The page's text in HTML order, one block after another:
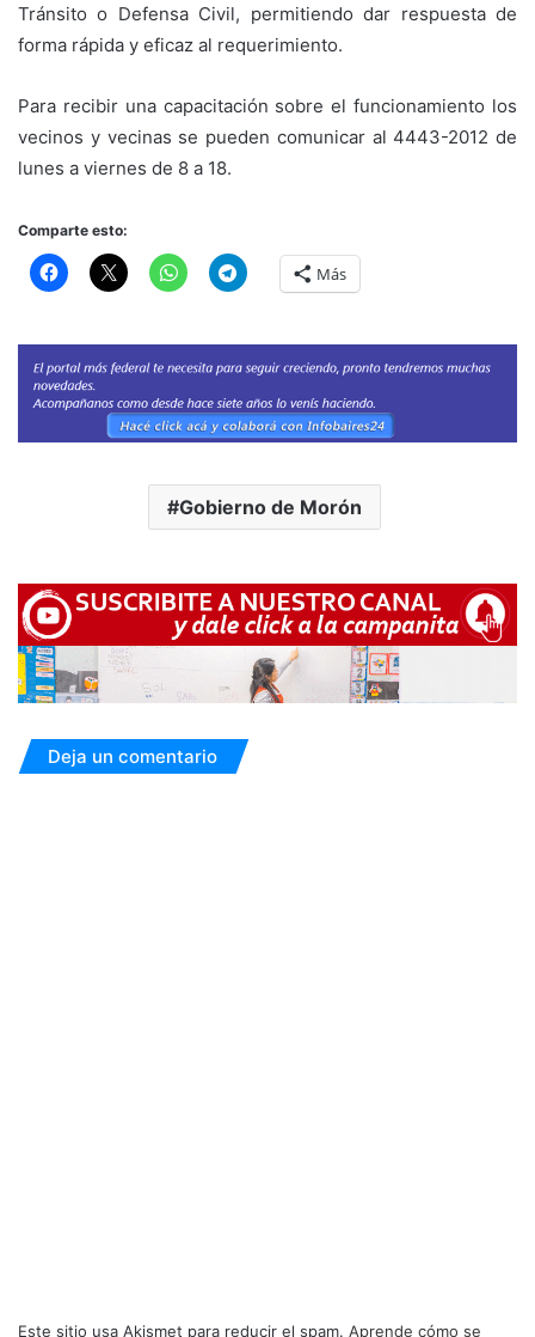
Tránsito o Defensa Civil, permitiendo dar respuesta de
forma rápida y eficaz al requerimiento.
Para recibir una capacitación sobre el funcionamiento los
vecinos y vecinas se pueden comunicar al 4443-2012 de
lunes a viernes de 8 a 18.
Comparte esto:
Más
Gobierno de Morón
Deja un comentario
Este sitio usa Akismet para reducir el spam. Aprende cómo se